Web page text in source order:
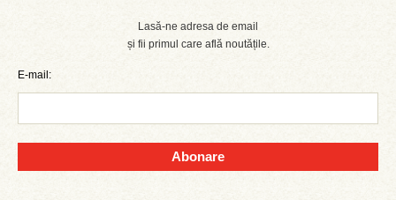
Lasă-ne adresa de email
și fii primul care află noutățile.
E-mail:
Abonare